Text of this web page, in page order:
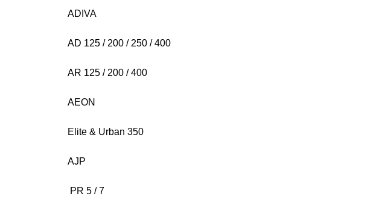
ADIVA
AD 125 / 200 / 250 / 400
AR 125 / 200 / 400
AEON
Elite & Urban 350
AJP
PR 5 / 7